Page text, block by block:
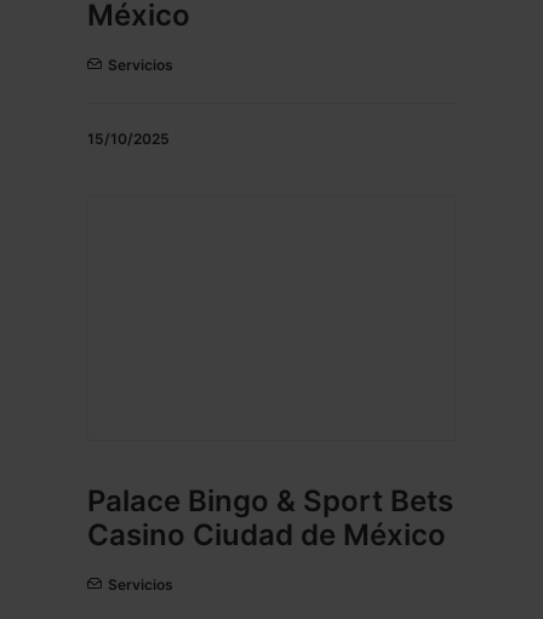
México
Servicios
15/10/2025
Palace Bingo & Sport Bets
Casino Ciudad de México
Servicios